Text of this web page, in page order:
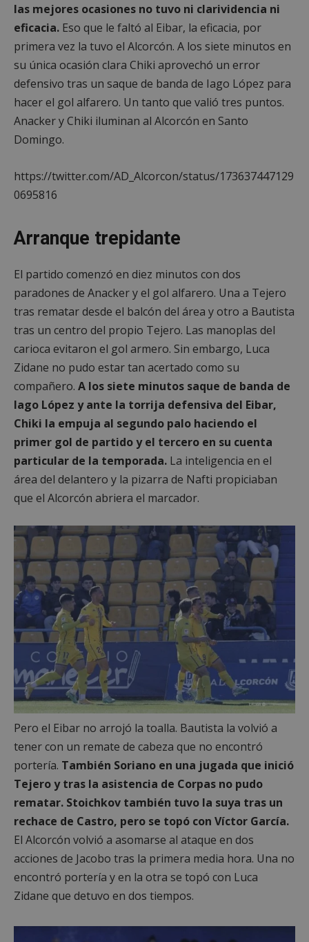
las mejores ocasiones no tuvo ni clarividencia ni
eficacia. Eso que le faltó al Eibar, la eficacia, por
primera vez la tuvo el Alcorcón. A los siete minutos en
su única ocasión clara Chiki aprovechó un error
defensivo tras un saque de banda de Iago López para
hacer el gol alfarero. Un tanto que valió tres puntos.
Anacker y Chiki iluminan al Alcorcón en Santo
Domingo.
https://twitter.com/AD_Alcorcon/status/173637447129
0695816
Arranque trepidante
El partido comenzó en diez minutos con dos
paradones de Anacker y el gol alfarero. Una a Tejero
tras rematar desde el balcón del área y otro a Bautista
tras un centro del propio Tejero. Las manoplas del
carioca evitaron el gol armero. Sin embargo, Luca
Zidane no pudo estar tan acertado como su
compañero. A los siete minutos saque de banda de
Iago López y ante la torrija defensiva del Eibar,
Chiki la empuja al segundo palo haciendo el
primer gol de partido y el tercero en su cuenta
particular de la temporada. La inteligencia en el
área del delantero y la pizarra de Nafti propiciaban
que el Alcorcón abriera el marcador.
Pero el Eibar no arrojó la toalla. Bautista la volvió a
tener con un remate de cabeza que no encontró
portería. También Soriano en una jugada que inició
Tejero y tras la asistencia de Corpas no pudo
rematar. Stoichkov también tuvo la suya tras un
rechace de Castro, pero se topó con Víctor García.
El Alcorcón volvió a asomarse al ataque en dos
acciones de Jacobo tras la primera media hora. Una no
encontró portería y en la otra se topó con Luca
Zidane que detuvo en dos tiempos.